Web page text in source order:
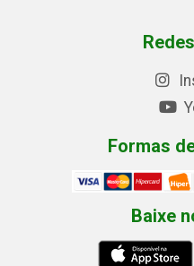
Formas
Baixe